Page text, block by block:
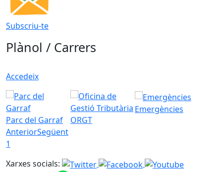
Subscriu-te
Plànol / Carrers
Accedeix
Parc del Garraf ORGT
Emergències
AnteriorSegüent
1
Xarxes socials: